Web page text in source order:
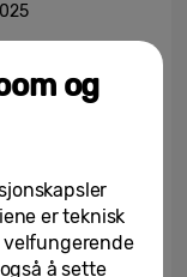
Galaxy A17
Lite: Et nettbrett
og
er teknisk
velfungerende
å sette